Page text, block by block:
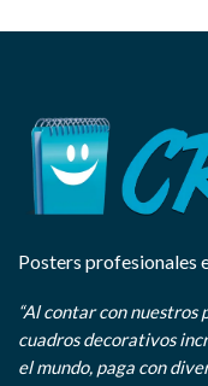
Posters profesionales
“Al contar con
cuadros decorativos
el mundo, paga con